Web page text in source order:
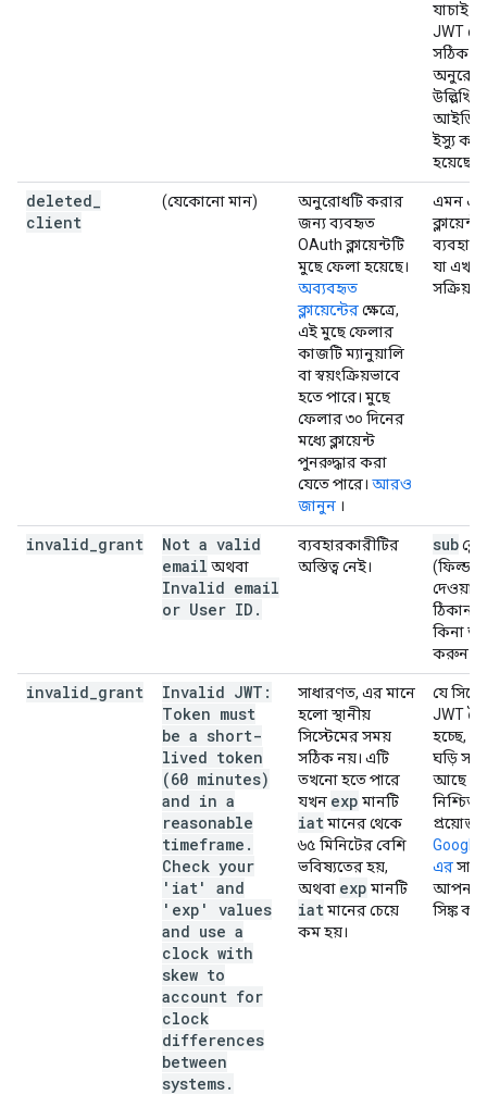
যাচাই
JWT
সঠিক
উল্লিখিত
আইডির
ইস্যু করা
হয়েছে।
deleted
client
(যেকোনো মান)
অনুরোধটি করার
জন্য ব্যবহৃত
OAuth ক্লায়েন্টটি
মুছে ফেলা হয়েছে।
অব্যবহৃত
ক্লায়েন্টেরক্ষেত্রে,
এই মুছে ফেলার
কাজটি ম্যানুয়ালি
বা স্বয়ংক্রিয়ভাবে
হতে পারে। মুছে
ফেলার ৩০ দিনের
মধ্যে ক্লায়েন্ট
পুনরুদ্ধার করা
যেতে পারে। আরও
জানুন ।
এমন
যা
সক্রিয়
invalid grant
Not a valid
email অথবা
Invalid email
or User ID .
ব্যবহারকারীটির
অস্তিত্ব নেই।
sub
(ফিল্ড)-
দেওয়া
কিনা তা
করুন।
invalid grant
Invalid JWT:
Token must
be a short-
lived token
(60 minutes)
and in a
reasonable
timeframe.
Check your
'iat' and
'exp' values
and use a
clock with
skew to
account for
clock
differences
between
systems.
সাধারণত, এর মানে
হলো স্থানীয়
সিস্টেমের সময়
সঠিক নয়। এটি
তখনো হতে পারে
যখন exp মানটি
iatমানের থেকে
৬৫ মিনিটের বেশি
ভবিষ্যতের হয়,
অথবা exp মানটি
iatমানের চেয়ে
কম হয়।
যে
JWT
হচ্ছে,
ঘড়ি
আছে
নিশ্চিত
Google
এরসাথে
আপনার
সিঙ্ক